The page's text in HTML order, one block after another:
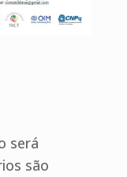
será
são